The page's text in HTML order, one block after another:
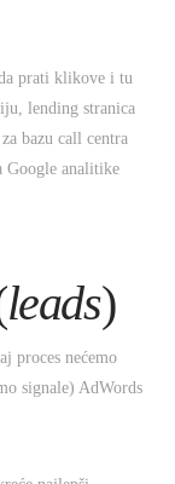
prati klikove i tu
lending stranica
bazu call centra
Google analitike
leads)
proces nećemo
signale) AdWords